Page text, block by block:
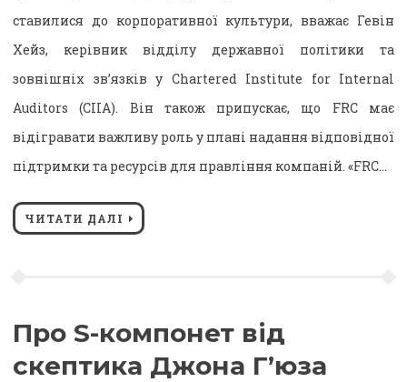
ставилися до корпоративної культури, вважає Гевін
Хейз, керівник відділу державної політики та
зовнішніх зв’язків у Chartered Institute for Internal
Auditors (CIIA). Він також припускає, що FRC має
відігравати важливу роль у плані надання відповідної
підтримки та ресурсів для правління компаній. «FRC…
ЧИТАТИ ДАЛІ
Про S-компонет від
скептика Джона Г’юза